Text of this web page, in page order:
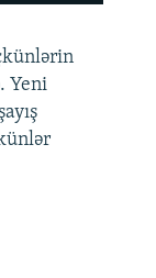
360p
480p
720p
Yeni